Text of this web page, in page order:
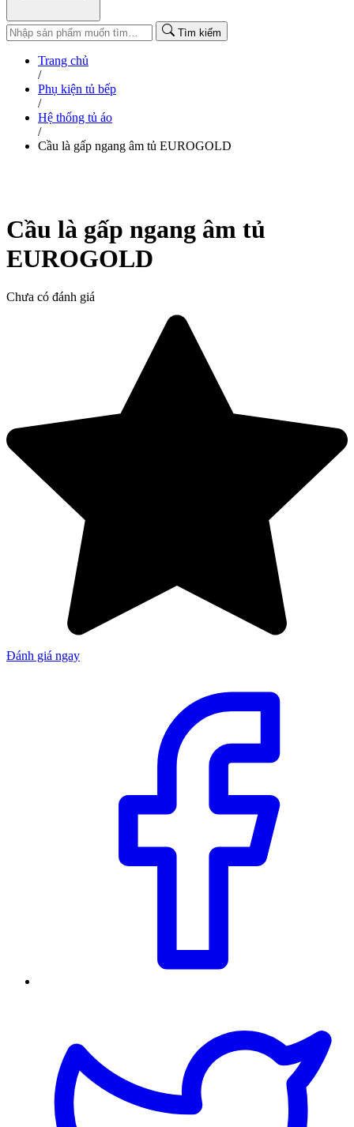
Tìm kiếm
Trang chủ
/
Phụ kiện tủ bếp
/
Hệ thống tủ áo
/
Cầu là gấp ngang âm tủ EUROGOLD
Cầu là gấp ngang âm tủ
EUROGOLD
Chưa có đánh giá
Đánh giá ngay